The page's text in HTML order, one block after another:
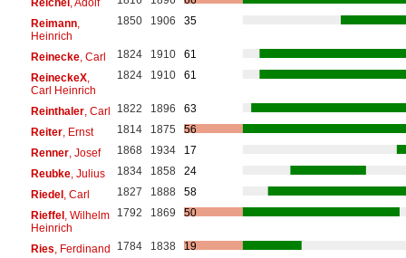
Reimann,
Heinrich
1850 1906 35
Reinecke, Carl 1824 1910
61
ReineckeX,
Carl Heinrich
1824 1910 61
Reinthaler, Carl 1822 1896
63
Reiter, Ernst 1814 1875
56
Renner, Josef 1868 1934
17
Reubke, Julius 1834 1858
24
Riedel, Carl 1827 1888
58
Rieffel, Wilhelm
Heinrich
1792 1869 50
Ries , Ferdinand 1784 1838
19